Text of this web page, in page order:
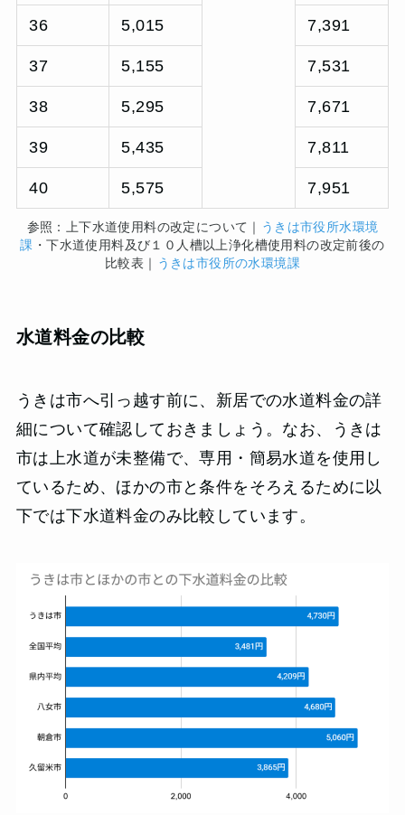
36 5,015 7,391
37 5,155 7,531
38 5,295 7,671
39 5,435 7,811
40 5,575 7,951
参照：上下水道使用料の改定について｜ うきは市役所水環境
課 ・下水道使用料及び１０人槽以上浄化槽使用料の改定前後の
比較表｜ うきは市役所の水環境課
水道料金の比較
うきは市へ引っ越す前に、新居での水道料金の詳
細について確認しておきましょう。なお、うきは
市は上水道が未整備で、専用・簡易水道を使用し
ているため、ほかの市と条件をそろえるために以
下では下水道料金のみ比較しています。